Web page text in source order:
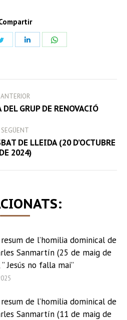
ANTERIOR
Previous
GRUP DE RENOVACIÓ
SEGÜENT
Next
post:
DE LLEIDA (20 D’OCTUBRE
DE 2024)
de l’homilia dominical de
Sanmartín (25 de maig de
Jesús no falla mai”
de l’homilia dominical de
Sanmartín (11 de maig de